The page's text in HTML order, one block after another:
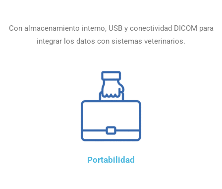
Con almacenamiento interno, USB y conectividad DICOM para
integrar los datos con sistemas veterinarios.
Portabilidad